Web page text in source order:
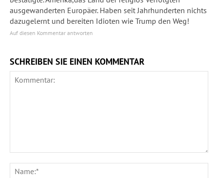
ausgewanderten Europäer. Haben seit Jahrhunderten nichts
dazugelernt und bereiten Idioten wie Trump den Weg!
Auf diesen Kommentar antworten
SCHREIBEN SIE EINEN KOMMENTAR